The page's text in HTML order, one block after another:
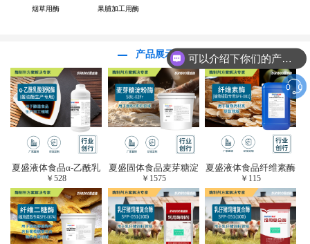
烟草用酶 果脯加工用酶
产品展示
夏盛液体食品α-乙酰乳
酸脱羧酶(酱油醋生产
专用)FDY-3206
￥528
夏盛固体食品麦芽糖淀
粉酶(烘焙及面粉改良
用酶/发酵类食品可
用)FDG-0012
￥ 1575
夏盛液体食品纤维素酶
(植物提取专用酶/解决
提取液混浊问题/降
黏)FFY-0651
￥ 115
可以介绍下你们的产品么？